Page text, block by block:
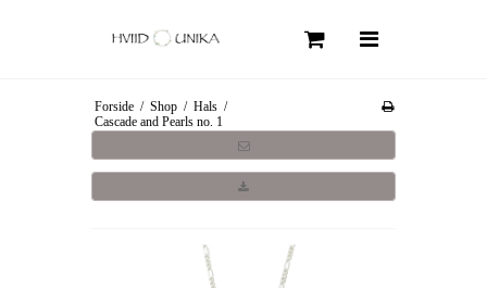
Om Hviid Unika
Kollektioner
Forside / Shop / Hals /
Cascade and Pearls no. 1